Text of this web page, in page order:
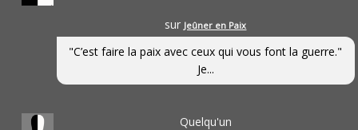
sur Jeûner en Paix
"C’est faire la paix avec ceux qui vous font la guerre."
Je...
Quelqu'un